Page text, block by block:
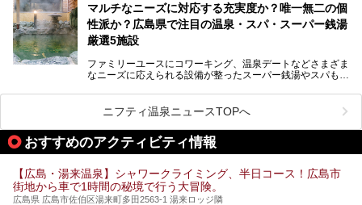
る、広島県でオススメの温泉・銭湯・スパをご紹介していき
ます！
マルチなニーズに対応する充実度か？唯一無二の個
性派か？広島県で注目の温泉・スパ・スーパー銭湯
厳選5施設
ファミリーユースにコワーキング、温泉デートなどさまざま
なニーズに応えられる設備が整ったスーパー銭湯やスパも、
いった個性が魅力の温泉も、どちらも充実している広島県。
今回は、そんな広島県にある温浴施設のなかから、筆者が
「一度訪ねてみたい」と気になっている魅力的な施設を5件
ピックアップして紹介します。
※2021/07/30時点の情報です。
ニフティ温泉ニュースTOPへ
おすすめのアクティビティ情報
【広島・湯来温泉】シャワークライミング、半日コース！広島市
街地から車で1時間の秘境で行う大冒険。
広島県 広島市佐伯区湯来町多田2563-1 湯来ロッジ隣